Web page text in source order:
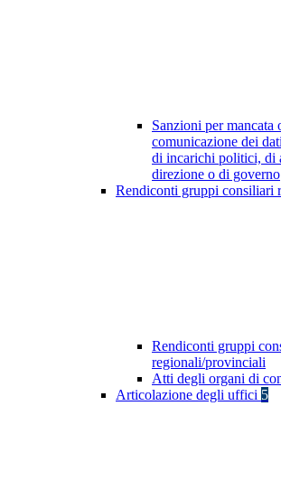
Sanzioni per mancata
comunicazione dei
di incarichi politici, di
direzione o di governo
Rendiconti gruppi consiliari
Rendiconti gruppi
regionali/provinciali
Atti degli organi di
Articolazione degli uffici 5